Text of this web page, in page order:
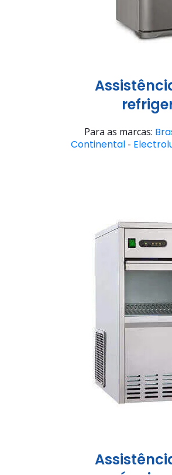
Para as marcas:
Continental -